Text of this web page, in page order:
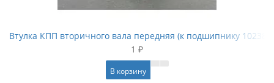
Втулка КПП вторичного вала передняя (к подшипнику
1 ₽
В корзину